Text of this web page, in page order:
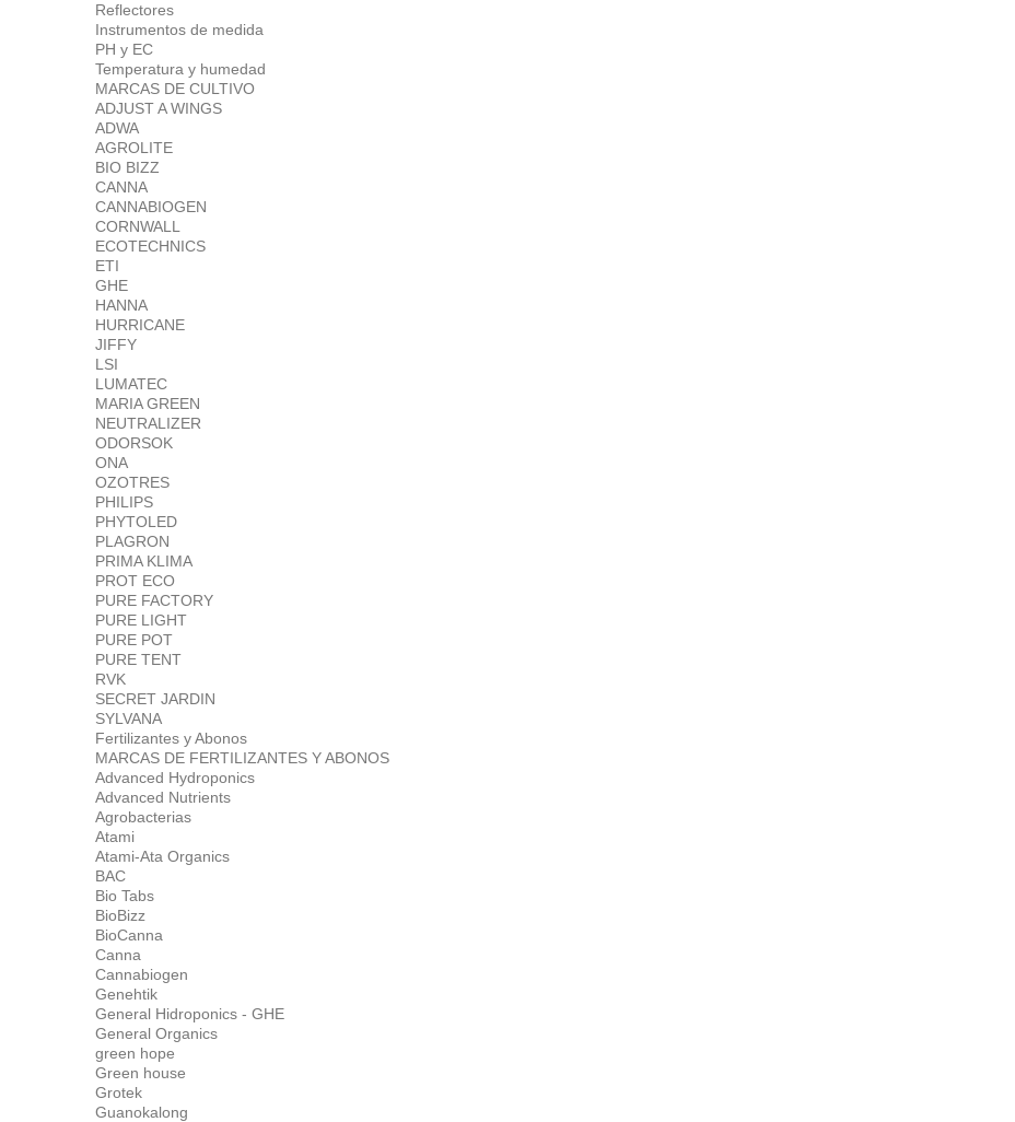
Reflectores
Instrumentos de medida
PH y EC
Temperatura y humedad
MARCAS DE CULTIVO
ADJUST A WINGS
ADWA
AGROLITE
BIO BIZZ
CANNA
CANNABIOGEN
CORNWALL
ECOTECHNICS
ETI
GHE
HANNA
HURRICANE
JIFFY
LSI
LUMATEC
MARIA GREEN
NEUTRALIZER
ODORSOK
ONA
OZOTRES
PHILIPS
PHYTOLED
PLAGRON
PRIMA KLIMA
PROT ECO
PURE FACTORY
PURE LIGHT
PURE POT
PURE TENT
RVK
SECRET JARDIN
SYLVANA
Fertilizantes y Abonos
MARCAS DE FERTILIZANTES Y ABONOS
Advanced Hydroponics
Advanced Nutrients
Agrobacterias
Atami
Atami-Ata Organics
BAC
Bio Tabs
BioBizz
BioCanna
Canna
Cannabiogen
Genehtik
General Hidroponics - GHE
General Organics
green hope
Green house
Grotek
Guanokalong